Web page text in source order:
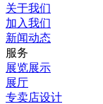
关于我们
加入我们
新闻动态
服务
展览展示
展厅
专卖店设计